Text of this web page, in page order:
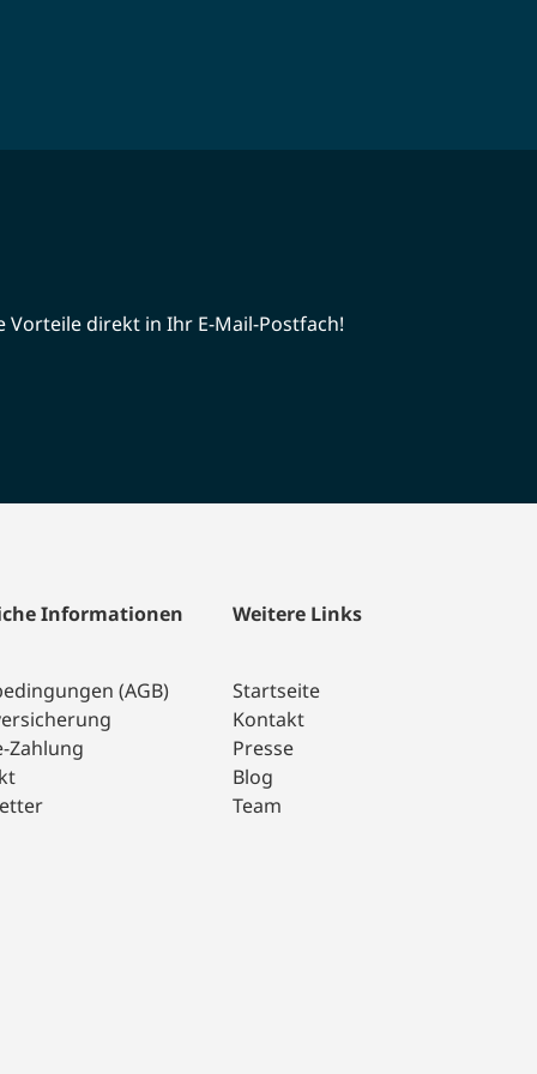
direkt in Ihr E-Mail-Postfach!
Informationen
(AGB)
Zahlung
Weitere Links
Startseite
Kontakt
Presse
Blog
Team